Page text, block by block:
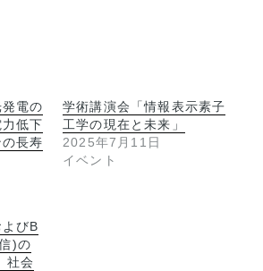
電の
低下
長寿
学術講演会「情報表示素子
工学の現在と未来」
2025年7月11日
イベント
びB
)の
社会